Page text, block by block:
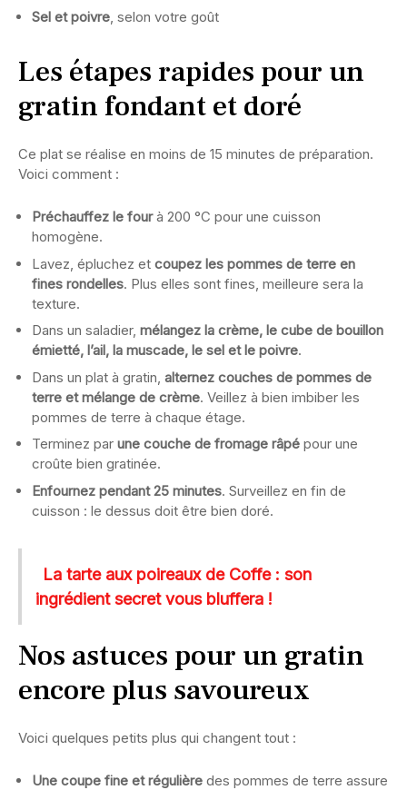
Sel et poivre, selon votre goût
Les étapes rapides pour un
gratin fondant et doré
Ce plat se réalise en moins de 15 minutes de préparation.
Voici comment :
Préchauffez le fourà 200 °C pour une cuisson
homogène.
Lavez, épluchez et coupez les pommes de terre en
fines rondelles. Plus elles sont fines, meilleure sera la
texture.
Dans un saladier, mélangez la crème, le cube de bouillon
émietté, l’ail, la muscade, le sel et le poivre.
Dans un plat à gratin, alternez couches de pommes de
terre et mélange de crème. Veillez à bien imbiber les
pommes de terre à chaque étage.
Terminez par une couche de fromage râpé pour une
croûte bien gratinée.
Enfournez pendant 25 minutes. Surveillez en fin de
cuisson : le dessus doit être bien doré.
La tarte aux poireaux de Coffe : son
ingrédient secret vous bluffera !
Nos astuces pour un gratin
encore plus savoureux
Voici quelques petits plus qui changent tout :
Une coupe fine et régulière des pommes de terre assure